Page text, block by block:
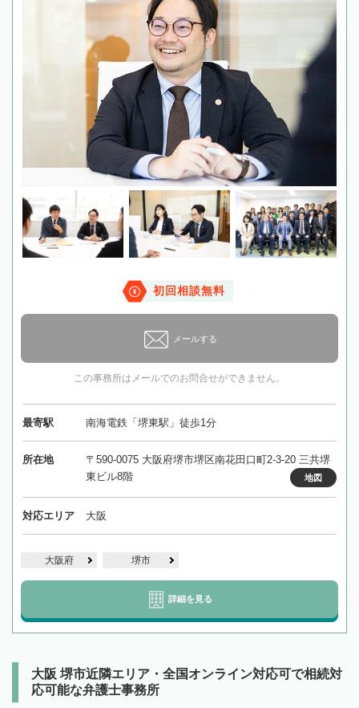
初回相談無料
メールする
この事務所はメールでのお問合せができません。
最寄駅 南海電鉄「堺東駅」徒歩1分
所在地
〒590-0075 大阪府堺市堺区南花田口町2-3-20 三共堺
東ビル8階
地図
対応エリア 大阪
大阪府 堺市
詳細を見る
大阪 堺市近隣エリア・全国オンライン対応可で相続対
応可能な弁護士事務所